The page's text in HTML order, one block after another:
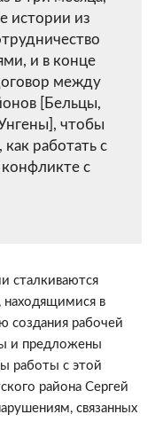
истории из
и в конце
между
[Бельцы,
чтобы
работать с
с
сталкиваются
в
создания рабочей
и предложены
работы с этой
района Сергей
связанных